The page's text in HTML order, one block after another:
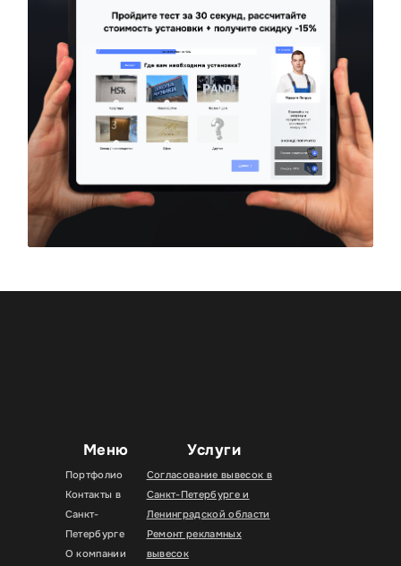
Меню
Портфолио
Контакты в
Санкт-
Петербурге
О компании
Услуги
Согласование вывесок в
Санкт-Петербурге и
Ленинградской области
Ремонт рекламных
вывесок